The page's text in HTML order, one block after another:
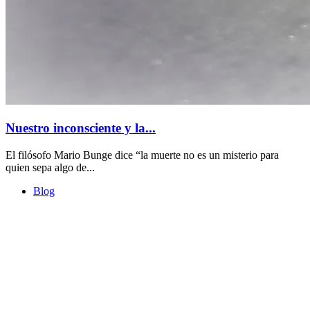
Nuestro inconsciente y la...
El filósofo Mario Bunge dice “la muerte no es un misterio para
quien sepa algo de...
Blog